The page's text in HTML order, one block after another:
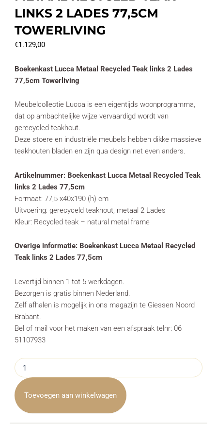
LINKS 2 LADES 77,5CM
TOWERLIVING
€1.129,00
Boekenkast Lucca Metaal Recycled Teak links 2 Lades
77,5cm Towerliving
Meubelcollectie Lucca is een eigentijds woonprogramma,
dat op ambachtelijke wijze vervaardigd wordt van
gerecycled teakhout.
Deze stoere en industriële meubels hebben dikke massieve
teakhouten bladen en zijn qua design net even anders.
Artikelnummer: Boekenkast Lucca Metaal Recycled Teak
links 2 Lades 77,5cm
Formaat: 77,5 x40x190 (h) cm
Uitvoering: gerecyceld teakhout, metaal 2 Lades
Kleur: Recycled teak – natural metal frame
Overige informatie: Boekenkast Lucca Metaal Recycled
Teak links 2 Lades 77,5cm
Levertijd binnen 1 tot 5 werkdagen.
Bezorgen is gratis binnen Nederland.
Zelf afhalen is mogelijk in ons magazijn te Giessen Noord
Brabant.
Bel of mail voor het maken van een afspraak telnr: 06
51107933
Boekenkast
Lucca
Metaal
Recycled
Teak
links
Toevoegen aan winkelwagen